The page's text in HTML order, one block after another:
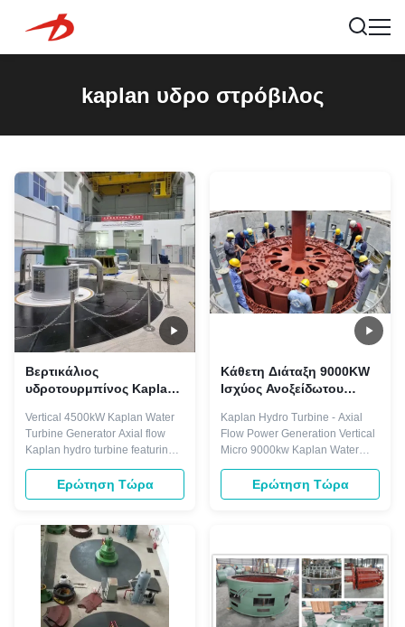
kaplan υδρο στρόβιλος
Βερτικάλιος
υδροτουρμπίνος Kaplan
και ατσάλινο ρεύμα για
υδροηλεκτρική
παραγωγή 6300V
Vertical 4500kW Kaplan Water
Turbine Generator Axial flow
Kaplan hydro turbine featuring
adjustable blades for efficient
hydroelectric power generation
in power plant applications.
turbine is an axial-flow reaction
turbine designed as a propeller
with adjustable blades ...
Ερώτηση Τώρα
Κάθετη Διάταξη 9000KW
Ισχύος Ανοξείδωτου
Υδροηλεκτρική
Τουρμπίνα Γεννήτρια για
Σταθμούς Παραγωγής
Ενέργειας
Kaplan Hydro Turbine - Axial
Flow Power Generation Vertical
Micro 9000kw Kaplan Water
Turbine Generator designed for
power plant applications,
featuring axial flow technology
Overview The Kaplan turbine is
an axial...
Ερώτηση Τώρα